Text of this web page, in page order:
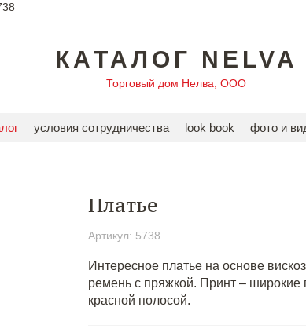
КАТАЛОГ NELVA
Торговый дом Нелва, ООО
условия сотрудничества look book фото и
Платье
Артикул: 5738
Интересное платье на основе
ремень с пряжкой. Принт – широкие
красной полосой.